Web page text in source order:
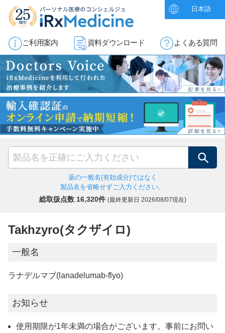
日本語
ご利用案内 資料ダウンロード よくある質問
検索
薬の一般名(有効成分)ではなく
製品名を省略せずご入力ください。
総取扱点数 16,320件 (最終更新日 2026/08/07現在)
Takhzyro(タクザイロ)
一般名
ラナデルマブ(lanadelumab-flyo)
お知らせ
使用期限が1年未満の場合がございます。事前にお問い